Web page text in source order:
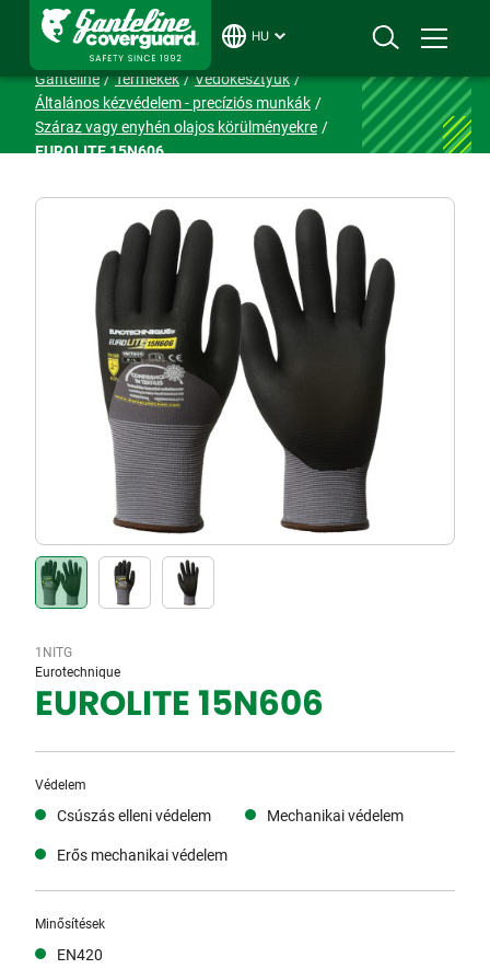
HU
Ganteline Termékek
Védőkesztyűk
Általános kézvédelem - precíziós munkák
Száraz vagy enyhén olajos körülményekre
EUROLITE 15N606
1NITG
Eurotechnique
EUROLITE 15N606
Védelem
Csúszás elleni védelem
Mechanikai védelem
Erős mechanikai védelem
Minősítések
EN420